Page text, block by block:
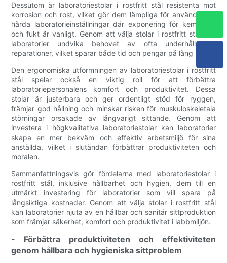
Dessutom är laboratoriestolar i rostfritt stål resistenta mot
korrosion och rost, vilket gör dem lämpliga för användning i
hårda laboratorieinställningar där exponering för kemikalier
och fukt är vanligt. Genom att välja stolar i rostfritt stål kan
laboratorier undvika behovet av ofta underhåll och
reparationer, vilket sparar både tid och pengar på lång sikt.
Den ergonomiska utformningen av laboratoriestolar i rostfritt
stål spelar också en viktig roll för att förbättra
laboratoriepersonalens komfort och produktivitet. Dessa
stolar är justerbara och ger ordentligt stöd för ryggen,
främjar god hållning och minskar risken för muskuloskeletala
störningar orsakade av långvarigt sittande. Genom att
investera i högkvalitativa laboratoriestolar kan laboratorier
skapa en mer bekväm och effektiv arbetsmiljö för sina
anställda, vilket i slutändan förbättrar produktiviteten och
moralen.
Sammanfattningsvis gör fördelarna med laboratoriestolar i
rostfritt stål, inklusive hållbarhet och hygien, dem till en
utmärkt investering för laboratorier som vill spara på
långsiktiga kostnader. Genom att välja stolar i rostfritt stål
kan laboratorier njuta av en hållbar och sanitär sittproduktion
som främjar säkerhet, komfort och produktivitet i labbmiljön.
- Förbättra produktiviteten och effektiviteten
genom hållbara och hygieniska sittproblem